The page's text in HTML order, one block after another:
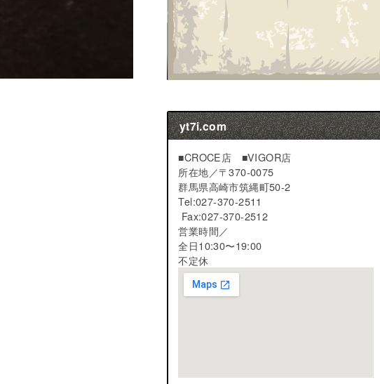
yt7i.com
■CROCE店 ■VIGOR店
所在地／〒370-0075
群馬県高崎市筑縄町50-2
Tel:027-370-2511
Fax:027-370-2512
営業時間／
全日10:30〜19:00
不定休